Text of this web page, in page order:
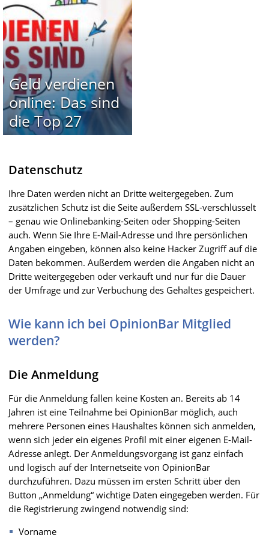
Geld verdienen
online: Das sind
die Top 27
Datenschutz
Ihre Daten werden nicht an Dritte weitergegeben. Zum
zusätzlichen Schutz ist die Seite außerdem SSL-verschlüsselt
– genau wie Onlinebanking-Seiten oder Shopping-Seiten
auch. Wenn Sie Ihre E-Mail-Adresse und Ihre persönlichen
Angaben eingeben, können also keine Hacker Zugriff auf die
Daten bekommen. Außerdem werden die Angaben nicht an
Dritte weitergegeben oder verkauft und nur für die Dauer
der Umfrage und zur Verbuchung des Gehaltes gespeichert.
Wie kann ich bei OpinionBar Mitglied
werden?
Die Anmeldung
Für die Anmeldung fallen keine Kosten an. Bereits ab 14
Jahren ist eine Teilnahme bei OpinionBar möglich, auch
mehrere Personen eines Haushaltes können sich anmelden,
wenn sich jeder ein eigenes Profil mit einer eigenen E-Mail-
Adresse anlegt. Der Anmeldungsvorgang ist ganz einfach
und logisch auf der Internetseite von OpinionBar
durchzuführen. Dazu müssen im ersten Schritt über den
Button „Anmeldung“ wichtige Daten eingegeben werden. Für
die Registrierung zwingend notwendig sind:
Vorname